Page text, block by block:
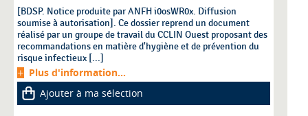
[BDSP. Notice produite par ANFH i0osWR0x. Diffusion
soumise à autorisation]. Ce dossier reprend un document
réalisé par un groupe de travail du CCLIN Ouest proposant des
recommandations en matière d'hygiène et de prévention du
risque infectieux [...]
Plus d'information...
Ajouter à ma sélection